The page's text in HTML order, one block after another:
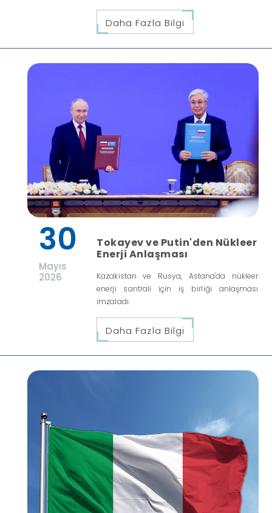
Daha Fazla Bilgi
30
Mayıs
2026
Tokayev ve Putin'den Nükleer
Enerji Anlaşması
Kazakistan ve Rusya, Astana'da nükleer
enerji santrali için iş birliği anlaşması
imzaladı.
Daha Fazla Bilgi